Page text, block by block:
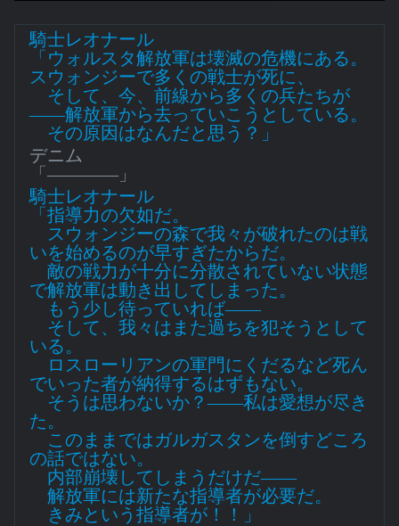
騎士レオナール
「ウォルスタ解放軍は壊滅の危機にある。
スウォンジーで多くの戦士が死に、
そして、今、前線から多くの兵たちが
――解放軍から去っていこうとしている。
その原因はなんだと思う？」
デニム
「――――」
騎士レオナール
「指導力の欠如だ。
スウォンジーの森で我々が破れたのは戦
いを始めるのが早すぎたからだ。
敵の戦力が十分に分散されていない状態
で解放軍は動き出してしまった。
もう少し待っていれば――
そして、我々はまた過ちを犯そうとして
いる。
ロスローリアンの軍門にくだるなど死ん
でいった者が納得するはずもない。
そうは思わないか？――私は愛想が尽き
た。
このままではガルガスタンを倒すどころ
の話ではない。
内部崩壊してしまうだけだ――
解放軍には新たな指導者が必要だ。
きみという指導者が！！」